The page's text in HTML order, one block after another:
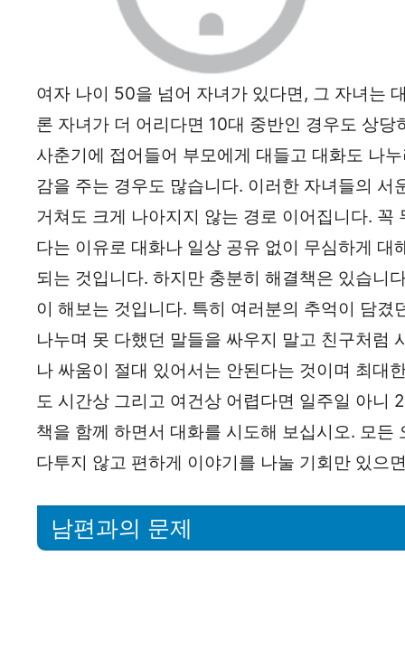
여자 나이 50을 넘어 자녀가 있다면, 그 자녀는
론 자녀가 더 어리다면 10대 중반인 경우도 상
사춘기에 접어들어 부모에게 대들고 대화도 나
감을 주는 경우도 많습니다. 이러한 자녀들의
거쳐도 크게 나아지지 않는 경로 이어집니다.
다는 이유로 대화나 일상 공유 없이 무심하게
되는 것입니다. 하지만 충분히 해결책은 있습니
이 해보는 것입니다. 특히 여러분의 추억이 담
나누며 못 다했던 말들을 싸우지 말고 친구처럼
나 싸움이 절대 있어서는 안된다는 것이며 최대
도 시간상 그리고 여건상 어렵다면 일주일 아니
책을 함께 하면서 대화를 시도해 보십시오. 모
다투지 않고 편하게 이야기를 나눌 기회만 있으
남편과의 문제